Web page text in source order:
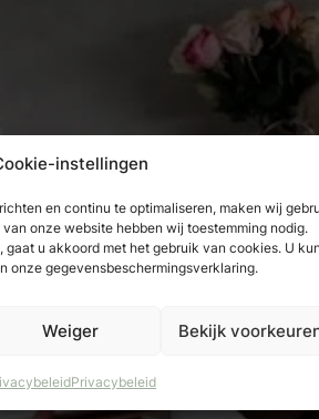
instellingen
en continu te optimaliseren, maken wij
onze website hebben wij toestemming nodig.
u akkoord met het gebruik van cookies. U
onze gegevensbeschermingsverklaring.
Weiger Bekijk
Privacybeleid